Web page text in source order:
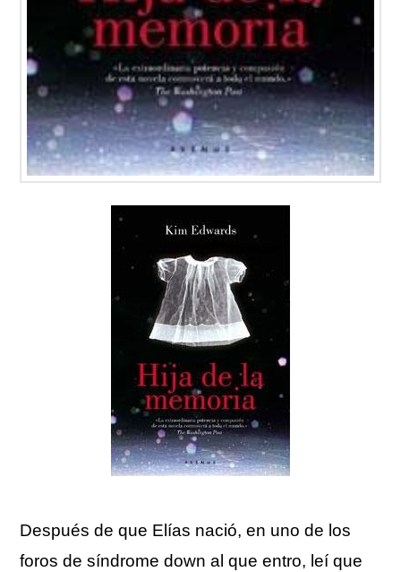
Después de que Elías nació, en uno de los
foros de síndrome down al que entro, leí que